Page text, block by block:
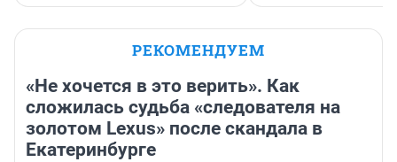
РЕКОМЕНДУЕМ
«Не хочется в это верить». Как
сложилась судьба «следователя на
золотом Lexus» после скандала в
Екатеринбурге